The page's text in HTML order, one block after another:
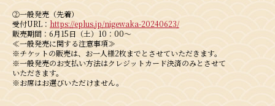
②一般発売（先着）
受付URL： https://eplus.jp/nigewaka-20240623/
販売期間：6月15日（土）10：00～
≪一般発売に関する注意事項≫
※チケットの販売は、お一人様2枚までとさせていただきます。
※一般発売のお支払い方法はクレジットカード決済のみとさせて
いただきます。
※お席はお選びいただけません。